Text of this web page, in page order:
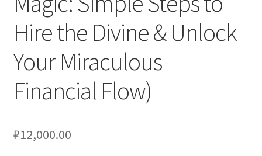
Прокладка трасс для кондиционеров
Сервисное обслуживание кондиционеров
Средства для дезинфекции кондиционеров
Hire the Divine & Unlock
Your Miraculous
Financial Flow)
₽12,000.00